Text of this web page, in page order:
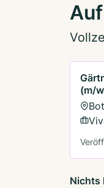
(m/
Nichts